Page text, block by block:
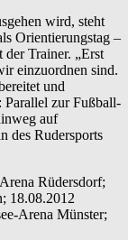
wird, steht
Orientierungstag –
Trainer. „Erst
einzuordnen sind.
und
Parallel zur Fußball-
auf
des Rudersports
Rüdersdorf;
18.08.2012
Arena Münster;